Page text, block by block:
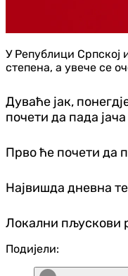
У Републици Српској
степена, а увече се
Дуваће јак,
почети да пада
Прво ће почети да
Највишда дневна
Локални пљускови
Подијели: